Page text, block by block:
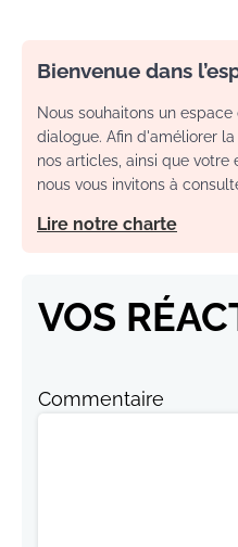
Bienvenue dans
Nous souhaitons un
dialogue. Afin d'améliorer
nos articles, ainsi que votre
nous vous invitons à
Lire notre charte
VOS
Commentaire